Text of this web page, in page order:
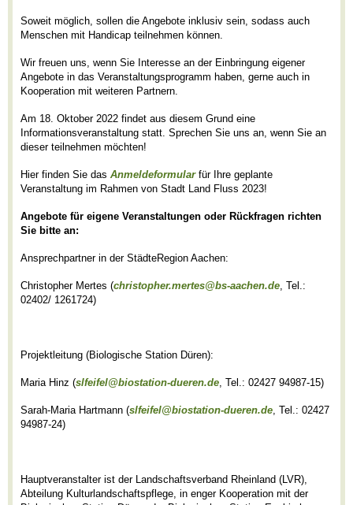
Soweit möglich, sollen die Angebote inklusiv sein, sodass auch
Menschen mit Handicap teilnehmen können.
Wir freuen uns, wenn Sie Interesse an der Einbringung eigener
Angebote in das Veranstaltungsprogramm haben, gerne auch in
Kooperation mit weiteren Partnern.
Am 18. Oktober 2022 findet aus diesem Grund eine
Informationsveranstaltung statt. Sprechen Sie uns an, wenn Sie an
dieser teilnehmen möchten!
Hier finden Sie das Anmeldeformularfür Ihre geplante
Veranstaltung im Rahmen von Stadt Land Fluss 2023!
Angebote für eigene Veranstaltungen oder Rückfragen richten
Sie bitte an:
Ansprechpartner in der StädteRegion Aachen:
Christopher Mertes (christopher.mertes@bs-aachen.de, Tel.:
02402/ 1261724)
Projektleitung (Biologische Station Düren):
Maria Hinz (slfeifel@biostation-dueren.de, Tel.: 02427 94987-15)
Sarah-Maria Hartmann (slfeifel@biostation-dueren.de, Tel.: 02427
94987-24)
Hauptveranstalter ist der Landschaftsverband Rheinland (LVR),
Abteilung Kulturlandschaftspflege, in enger Kooperation mit der